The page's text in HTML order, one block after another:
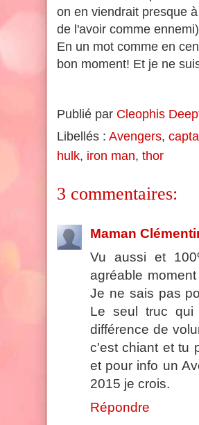
on en viendrait presque
de l'avoir comme
En un mot comme en
bon moment! Et je ne
Publié par Cleophis
Libellés : Avengers,
hulk, iron man, thor
3 commentaires:
Maman
Vu aussi et
agréable
Je ne sais pas
Le seul truc
différence de
c'est chiant et tu
et pour info un
2015 je crois.
Répondre